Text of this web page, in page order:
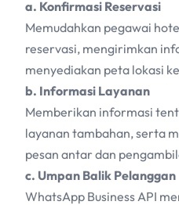
a. Konfirmasi Reservasi
Memudahkan pegawai
reservasi, mengirimkan
menyediakan peta lokasi
b. Informasi Layanan
Memberikan informasi
layanan tambahan, serta
pesan antar dan
c. Umpan Balik Pelanggan
WhatsApp Business API